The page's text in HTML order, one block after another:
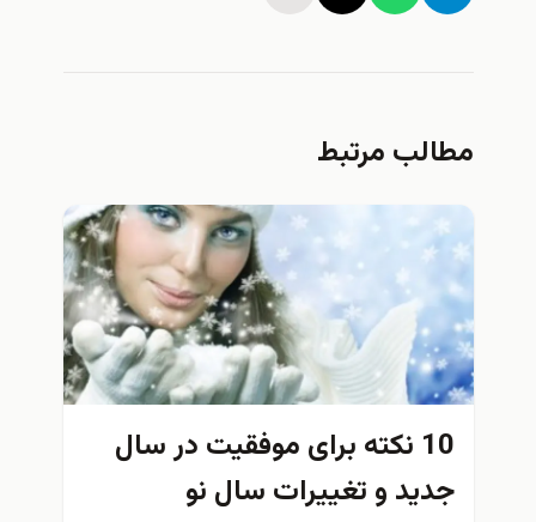
مطالب مرتبط
10 نکته برای موفقیت در سال
جدید و تغییرات سال نو